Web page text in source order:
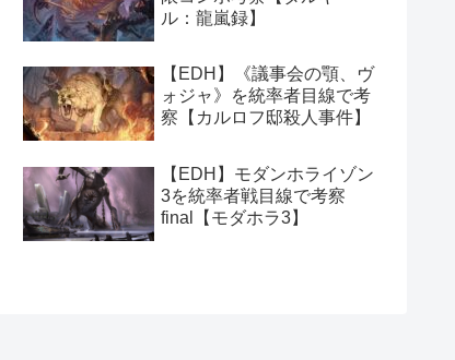
ル：龍嵐録】
【EDH】《議事会の顎、ヴ
ォジャ》を統率者目線で考
察【カルロフ邸殺人事件】
【EDH】モダンホライゾン
3を統率者戦目線で考察
final【モダホラ3】